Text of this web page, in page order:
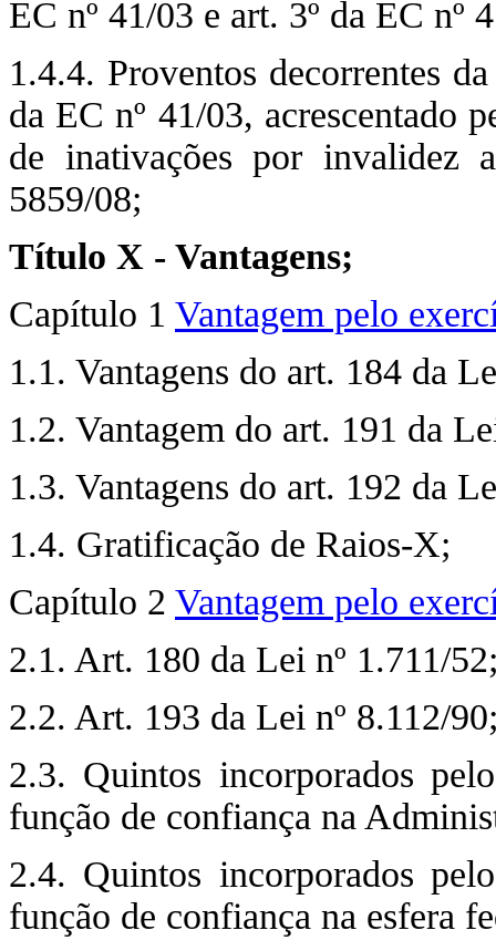
EC nº 41/03 e art. 3º da EC nº
1.4.4. Proventos decorrentes
da EC nº 41/03, acrescentado
de inativações por invalidez
5859/08;
Título X - Vantagens;
Capítulo 1 Vantagem pelo
1.1. Vantagens do art. 184 da
1.2. Vantagem do art. 191 da
1.3. Vantagens do art. 192 da
1.4. Gratificação de Raios-X;
Capítulo 2 Vantagem pelo
2.1. Art. 180 da Lei nº 1.711/
2.2. Art. 193 da Lei nº 8.112/
2.3. Quintos incorporados
função de confiança na
2.4. Quintos incorporados
função de confiança na esfera